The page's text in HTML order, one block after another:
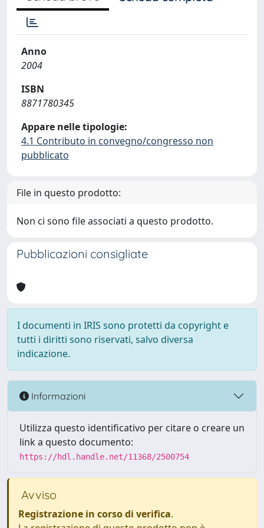
Anno
2004
ISBN
8871780345
Appare nelle tipologie:
4.1 Contributo in convegno/congresso non
pubblicato
File in questo prodotto:
Non ci sono file associati a questo prodotto.
Pubblicazioni consigliate
I documenti in IRIS sono protetti da copyright e
tutti i diritti sono riservati, salvo diversa
indicazione.
Informazioni
Utilizza questo identificativo per citare o creare un
link a questo documento:
https://hdl.handle.net/11368/2500754
Avviso
Registrazione in corso di verifica.